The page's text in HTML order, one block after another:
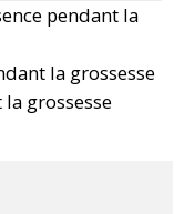
pendant la
la grossesse
grossesse